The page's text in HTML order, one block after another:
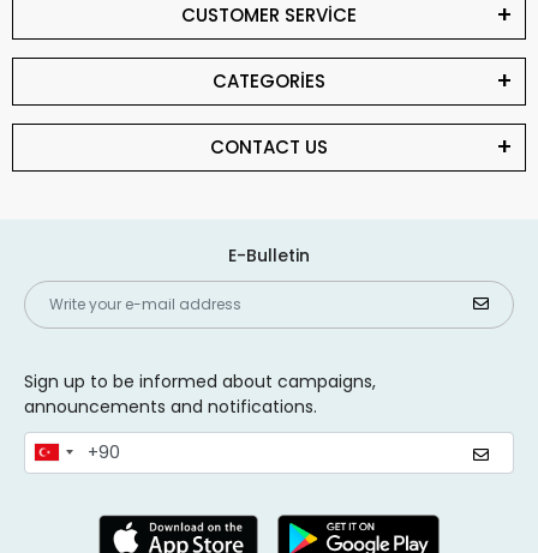
CUSTOMER SERVİCE
CATEGORİES
CONTACT US
E-Bulletin
Sign up to be informed about campaigns,
announcements and notifications.